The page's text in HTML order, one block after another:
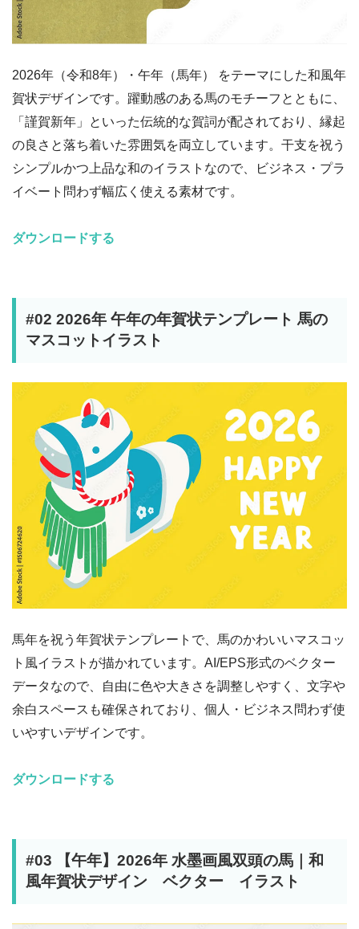
2026年（令和8年）・午年（馬年） をテーマにした和風年
賀状デザインです。躍動感のある馬のモチーフとともに、
「謹賀新年」といった伝統的な賀詞が配されており、縁起
の良さと落ち着いた雰囲気を両立しています。干支を祝う
シンプルかつ上品な和のイラストなので、ビジネス・プラ
イベート問わず幅広く使える素材です。
ダウンロードする
#02 2026年 午年の年賀状テンプレート 馬の
マスコットイラスト
馬年を祝う年賀状テンプレートで、馬のかわいいマスコッ
ト風イラストが描かれています。AI/EPS形式のベクター
データなので、自由に色や大きさを調整しやすく、文字や
余白スペースも確保されており、個人・ビジネス問わず使
いやすいデザインです。
ダウンロードする
#03 【午年】2026年 水墨画風双頭の馬｜和
風年賀状デザイン ベクター イラスト